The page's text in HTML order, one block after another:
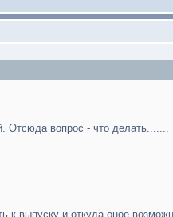
Отсюда вопрос - что делать.......
к выпуску и откуда оное